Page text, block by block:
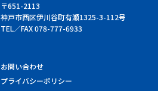
〒651-2113
神戸市西区伊川谷町有瀬1325-3-112号
TEL／FAX 078-777-6933
お問い合わせ
プライバシーポリシー